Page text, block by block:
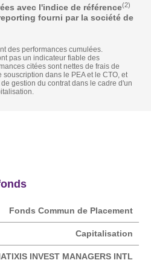
avec l'indice de référence(2)
fourni par la société de
des performances cumulées.
pas un indicateur fiable des
citées sont nettes de frais de
dans le PEA et le CTO, et
gestion du contrat dans le cadre d'un
Fonds Commun de Placement
Capitalisation
INVEST MANAGERS INTL